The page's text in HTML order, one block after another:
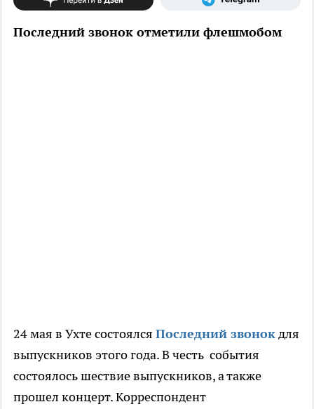
Последний звонок отметили флешмобом
24 мая в Ухте состоялся Последний звонокдля
выпускников этого года. В честь события
состоялось шествие выпускников, а также
прошел концерт. Корреспондент